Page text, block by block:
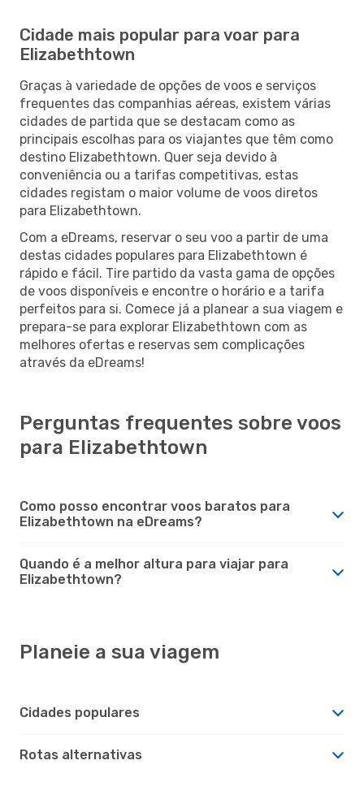
Cidade mais popular para voar para
Elizabethtown
Graças à variedade de opções de voos e serviços
frequentes das companhias aéreas, existem várias
cidades de partida que se destacam como as
principais escolhas para os viajantes que têm como
destino Elizabethtown. Quer seja devido à
conveniência ou a tarifas competitivas, estas
cidades registam o maior volume de voos diretos
para Elizabethtown.
Com a eDreams, reservar o seu voo a partir de uma
destas cidades populares para Elizabethtown é
rápido e fácil. Tire partido da vasta gama de opções
de voos disponíveis e encontre o horário e a tarifa
perfeitos para si. Comece já a planear a sua viagem e
prepara-se para explorar Elizabethtown com as
melhores ofertas e reservas sem complicações
através da eDreams!
Perguntas frequentes sobre voos
para Elizabethtown
Como posso encontrar voos baratos para
Elizabethtown na eDreams?
Quando é a melhor altura para viajar para
Elizabethtown?
Planeie a sua viagem
Cidades populares
Rotas alternativas